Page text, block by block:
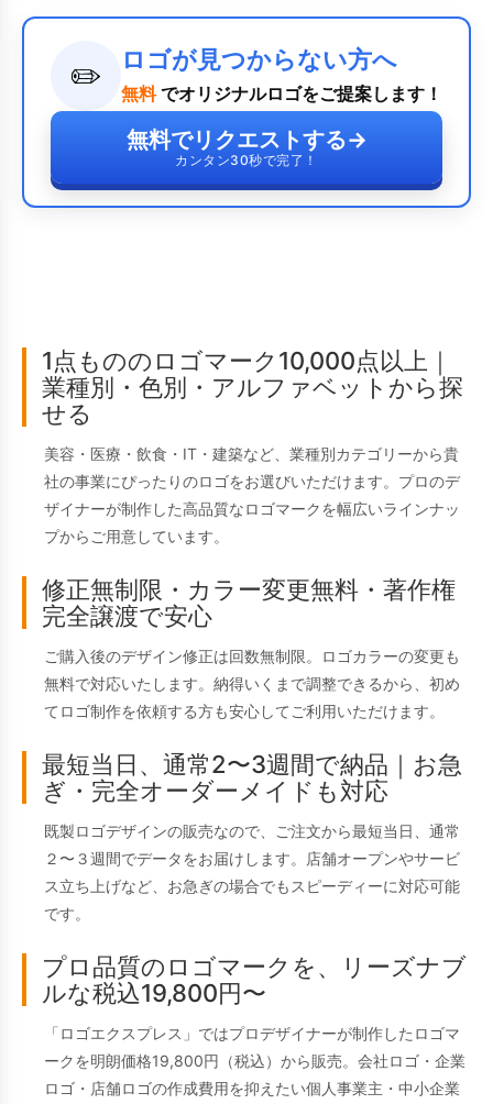
✏️ ロゴが見つからない方へ
無料 でオリジナルロゴをご提案します！
無料でリクエストする→
カンタン30秒で完了！
1点もののロゴマーク10,000点以上｜
業種別・色別・アルファベットから探
せる
美容・医療・飲食・IT・建築など、業種別カテゴリーから貴
社の事業にぴったりのロゴをお選びいただけます。プロのデ
ザイナーが制作した高品質なロゴマークを幅広いラインナッ
プからご用意しています。
修正無制限・カラー変更無料・著作権
完全譲渡で安心
ご購入後のデザイン修正は回数無制限。ロゴカラーの変更も
無料で対応いたします。納得いくまで調整できるから、初め
てロゴ制作を依頼する方も安心してご利用いただけます。
最短当日、通常2〜3週間で納品｜お急
ぎ・完全オーダーメイドも対応
既製ロゴデザインの販売なので、ご注文から最短当日、通常
２〜３週間でデータをお届けします。店舗オープンやサービ
ス立ち上げなど、お急ぎの場合でもスピーディーに対応可能
です。
プロ品質のロゴマークを、リーズナブ
ルな税込19,800円〜
「ロゴエクスプレス」ではプロデザイナーが制作したロゴマ
ークを明朗価格19,800円（税込）から販売。会社ロゴ・企業
ロゴ・店舗ロゴの作成費用を抑えたい個人事業主・中小企業